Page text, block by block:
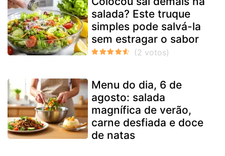
salada? Este truque
simples pode salvá-la
sem estragar o sabor
Menu do dia, 6 de
agosto: salada
magnífica de verão,
carne desfiada e doce
de natas